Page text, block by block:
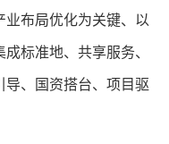
布局优化为关键、以
标准地、共享服务、
、国资搭台、项目驱